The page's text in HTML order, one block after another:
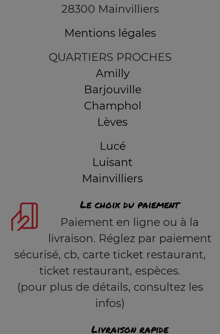
28300 Mainvilliers
Mentions légales
QUARTIERS PROCHES
Amilly
Barjouville
Champhol
Lèves
Lucé
Luisant
Mainvilliers
Le choix du paiement
Paiement en ligne ou à la
livraison. Réglez par paiement
sécurisé, cb, carte ticket restaurant,
ticket restaurant, espèces.
(pour plus de détails, consultez les
infos)
Livraison rapide